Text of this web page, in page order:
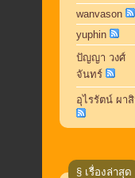
wanvason
yuphin
ปัญญา วงศ์
จันทร์
อุไรรัตน์ ผา
§ เรื่องล่าสุด